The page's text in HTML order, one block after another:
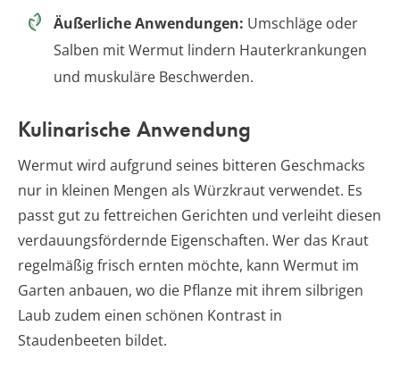
Äußerliche Anwendungen: Umschläge oder
Salben mit Wermut lindern Hauterkrankungen
und muskuläre Beschwerden.
Kulinarische Anwendung
Wermut wird aufgrund seines bitteren Geschmacks
nur in kleinen Mengen als Würzkraut verwendet. Es
passt gut zu fettreichen Gerichten und verleiht diesen
verdauungsfördernde Eigenschaften. Wer das Kraut
regelmäßig frisch ernten möchte, kann Wermut im
Garten anbauen, wo die Pflanze mit ihrem silbrigen
Laub zudem einen schönen Kontrast in
Staudenbeeten bildet.